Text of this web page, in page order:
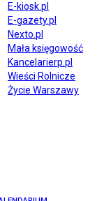
E-kiosk.pl
E-gazety.pl
Nexto.pl
Mała księgowość
Kancelarierp.pl
Wieści Rolnicze
Życie Warszawy